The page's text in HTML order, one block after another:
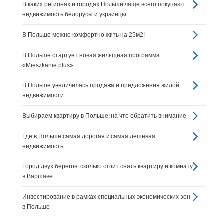
В каких регионах и городах Польши чаще всего покупают
недвижимость белорусы и украинцы
В Польше можно комфортно жить на 25м2!
В Польше стартует новая жилищная программа
«Mieszkanie plus»
В Польше увеличилась продажа и предложения жилой
недвижимости
Выбираем квартиру в Польше: на что обратить внимание
Где в Польше самая дорогая и самая дешевая
недвижимость
Город двух берегов: сколько стоит снять квартиру и комнату
в Варшаве
Инвестирование в рамках специальных экономических зон
в Польше